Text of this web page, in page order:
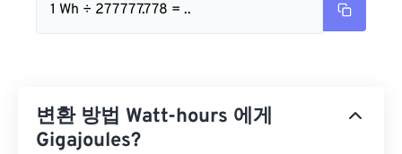
1 Wh ÷ 277777.778 = ..
변환 방법 Watt-hours 에게
Gigajoules?